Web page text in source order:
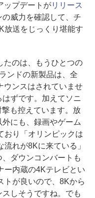
ップデートがリリース
威力を確認して、チ
放送をじっくり堪能す
たのは、もうひとつの
ンドの新製品は、全
ウンスはされていませ
ずです。加えてソニ
も控えています。放
にも、録画やゲーム
おり「オリンピックは
れが8Kに来ている」
ダウンコンバートも
ー内蔵の4Kテレビとい
トが良いので、8Kから
しそうですね。でも